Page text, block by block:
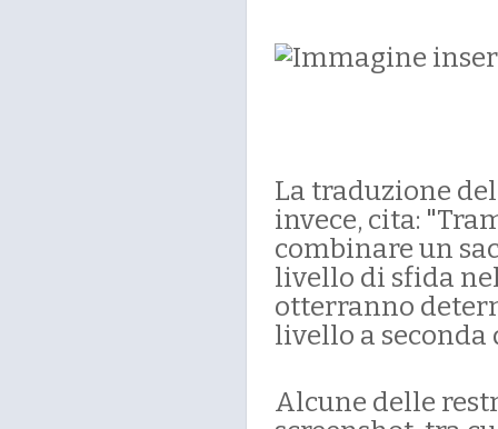
La traduzione
invece, cita:
combinare un
livello di sfida
otterranno
livello a
Alcune delle